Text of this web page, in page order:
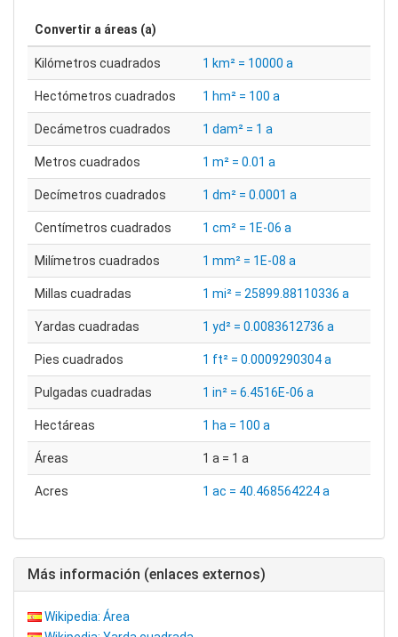
Convertir a áreas (a)
Kilómetros cuadrados 1 km² = 10000 a
Hectómetros cuadrados 1 hm² = 100 a
Decámetros cuadrados 1 dam² = 1 a
Metros cuadrados 1 m² = 0.01 a
Decímetros cuadrados 1 dm² = 0.0001 a
Centímetros cuadrados 1 cm² = 1E-06 a
Milímetros cuadrados 1 mm² = 1E-08 a
Millas cuadradas 1 mi² = 25899.88110336 a
Yardas cuadradas 1 yd² = 0.0083612736 a
Pies cuadrados 1 ft² = 0.0009290304 a
Pulgadas cuadradas 1 in² = 6.4516E-06 a
Hectáreas 1 ha = 100 a
Áreas 1 a = 1 a
Acres 1 ac = 40.468564224 a
Más información (enlaces externos)
Wikipedia: Área